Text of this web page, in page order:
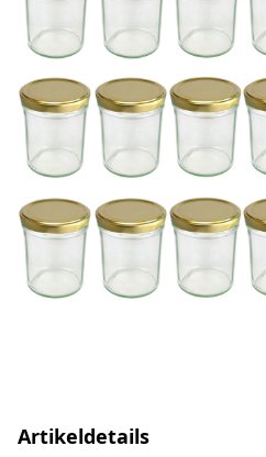
Artikeldetails